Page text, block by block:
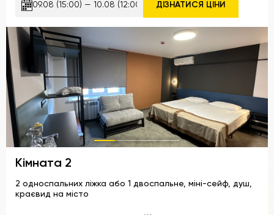
ДІЗНАТИСЯ ЦІНИ
Кімната 2
2 односпальних ліжка або 1 двоспальне, міні-сейф, душ,
краєвид на місто